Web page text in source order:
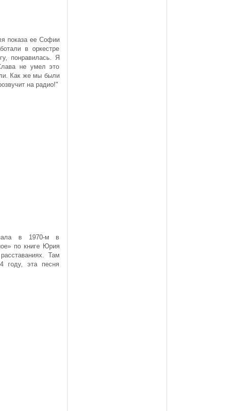
показа ее Софии
в оркестре
понравилась. Я
не умел это
Как же мы были
на радио!"
в 1970-м в
по книге Юрия
Там
году, эта песня